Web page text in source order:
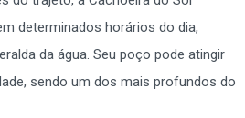
determinados horários do dia,
da água. Seu poço pode atingir
sendo um dos mais profundos do